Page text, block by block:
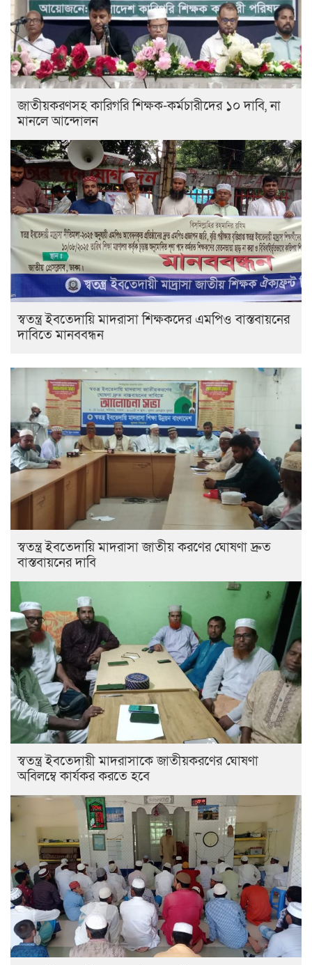
জাতীয়করণসহ কারিগরি শিক্ষক-কর্মচারীদের ১০ দাবি, না
মানলে আন্দোলন
স্বতন্ত্র ইবতেদায়ি মাদরাসা শিক্ষকদের এমপিও বাস্তবায়নের
দাবিতে মানববন্ধন
স্বতন্ত্র ইবতেদায়ি মাদরাসা জাতীয় করণের ঘোষণা দ্রুত
বাস্তবায়নের দাবি
স্বতন্ত্র ইবতেদায়ী মাদরাসাকে জাতীয়করণের ঘোষণা
অবিলম্বে কার্যকর করতে হবে